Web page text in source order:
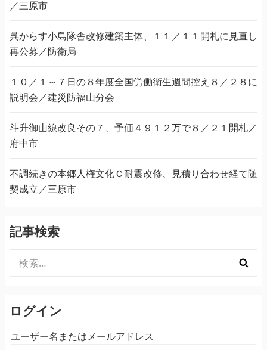
／三原市
呉からす小島隊舎改修建築主体、１１／１１開札に見直し
再公募／防衛局
１０／１～７日の８年度全国労働衛生週間控え８／２８に
説明会／建災防福山分会
斗升御山線改良その７、予価４９１２万で８／２１開札／
府中市
不調続きの本郷人権文化Ｃ耐震改修、見積り合わせ経て随
契成立／三原市
記事検索
索:
ログイン
ユーザー名またはメールアドレス